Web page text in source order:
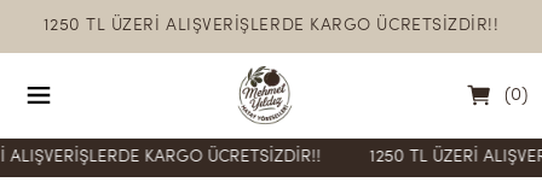
1250 TL ÜZERİ ALIŞVERİŞLERDE KARGO ÜCRETSİZDİR!!
(0)
KARGO ÜCRETSİZDİR!! 1250 TL ÜZERİ